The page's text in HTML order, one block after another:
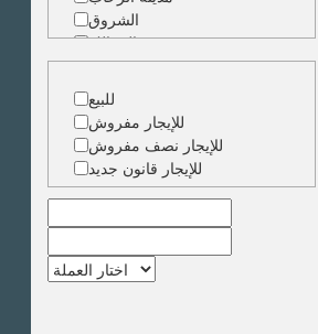
الشروق
الزمالك
جاردن سيتى
دقى
المهندسين
الجيزة
العجوزة
وسط البلد
مصر الجديدة
مدينة نصر
السادس من اكتوبر
الشيخ زايد
للبيع
للإيجار مفروش
للإيجار نصف مفروش
للإيجار قانون جديد